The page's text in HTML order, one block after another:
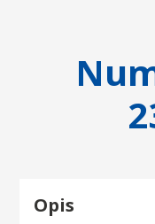
Opis